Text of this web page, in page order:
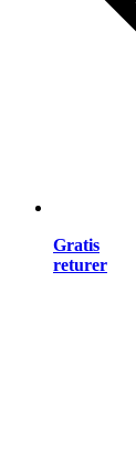
Gratis
returer